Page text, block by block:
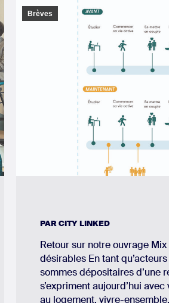
Brèves
PARCITY LINKED
Retour sur notre ouvrage
désirables En tant
sommes dépositaires d’une
s’expriment aujourd’hui
au logement, vivre-